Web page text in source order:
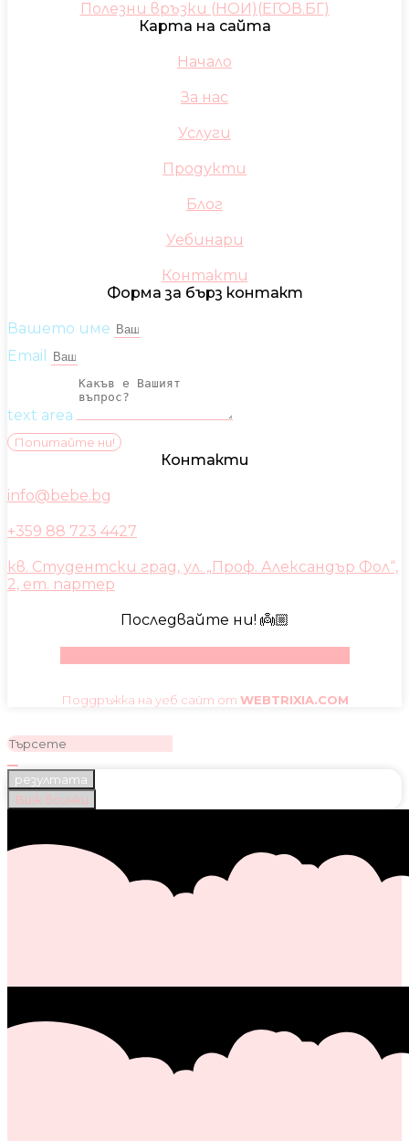
Полезни връзки (НОИ)(ЕГОВ.БГ)
Карта на сайта
Начало
За нас
Услуги
Продукти
Блог
Уебинари
Контакти
Форма за бърз контакт
Вашето име
Email
text area
Попитайте ни!
Контакти
info@bebe.bg
+359 88 723 4427
кв. Студентски град, ул. „Проф. Александър Фол“,
2, ет. партер
Последвайте ни! 👼🏼
Поддръжка на уеб сайт от WEBTRIXIA.COM
резултата
Виж всички